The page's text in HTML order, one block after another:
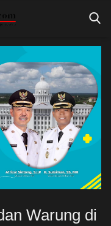
Warung di